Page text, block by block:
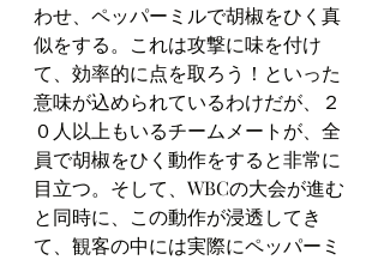
わせ、ペッパーミルで胡椒をひく真
似をする。これは攻撃に味を付け
て、効率的に点を取ろう！といった
意味が込められているわけだが、２
０人以上もいるチームメートが、全
員で胡椒をひく動作をすると非常に
目立つ。そして、WBCの大会が進む
と同時に、この動作が浸透してき
て、観客の中には実際にペッパーミ